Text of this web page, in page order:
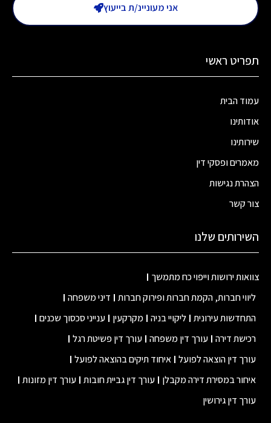
אני מעוניינ/ת בייעוץ
תפריט ראשי
עמוד הבית
אודותינו
שירותינו
מאמרים ופסקי דין
הצהרת נגישות
צור קשר
השירותים שלנו
צוואות ירושות וייפוי כח מתמשך
ליווי חברות, הקמת חברות ופירוק חברות
דיני משפחה
התחדשות עירונית ליקויי בניה מקרקעין
ענייני סכסוך שכנים
רכישת דירה עורך דין משפחה עורך דין פשיטת רגל
עורך דין הוצאה לפועל איחוד תיקים בהוצאה לפועל
איחור במסירת דירה מקבלן
עורך דין גביית חובות עורך דין מזונות
עורך דין גירושין